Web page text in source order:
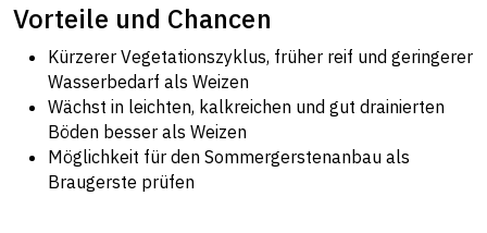
Vorteile und Chancen
Kürzerer Vegetationszyklus, früher reif und geringerer
Wasserbedarf als Weizen
Wächst in leichten, kalkreichen und gut drainierten
Böden besser als Weizen
Möglichkeit für den Sommergerstenanbau als
Braugerste prüfen